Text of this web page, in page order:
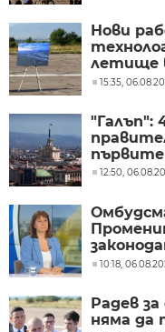
Нови
летище
в голям
15:35,
"Галъп":
първите
12:50,
правят
10:18,
Радев за
няма да